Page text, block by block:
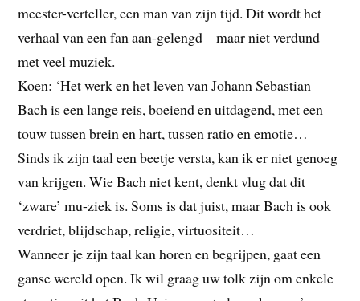
meester-verteller, een man van zijn tijd. Dit wordt het
verhaal van een fan aan-gelengd – maar niet verdund –
met veel muziek.
Koen: ‘Het werk en het leven van Johann Sebastian
Bach is een lange reis, boeiend en uitdagend, met een
touw tussen brein en hart, tussen ratio en emotie…
Sinds ik zijn taal een beetje versta, kan ik er niet genoeg
van krijgen. Wie Bach niet kent, denkt vlug dat dit
‘zware’ mu-ziek is. Soms is dat juist, maar Bach is ook
verdriet, blijdschap, religie, virtuositeit…
Wanneer je zijn taal kan horen en begrijpen, gaat een
ganse wereld open. Ik wil graag uw tolk zijn om enkele